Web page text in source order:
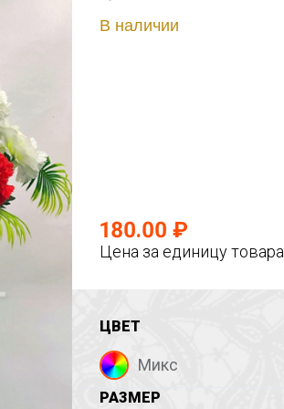
В наличии
180.00 ₽
Цена за единицу товара
ЦВЕТ
Микс
РАЗМЕР